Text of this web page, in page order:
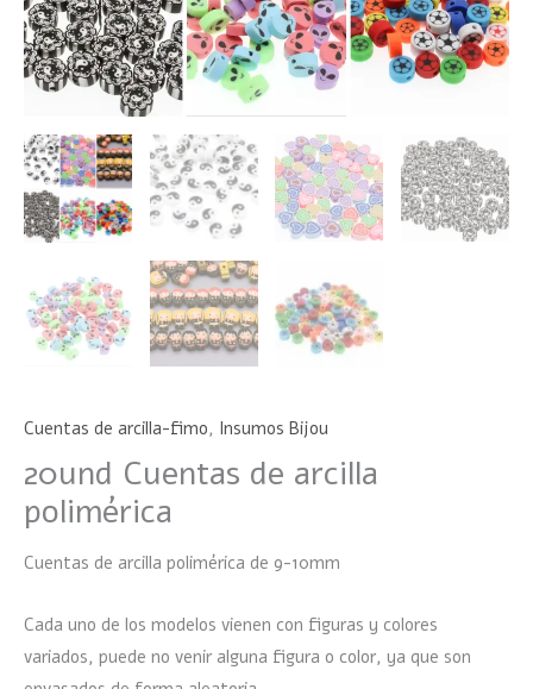
Cuentas de arcilla-fimo, Insumos Bijou
20und Cuentas de arcilla
polimérica
Cuentas de arcilla polimérica de 9-10mm
Cada uno de los modelos vienen con figuras y colores
variados, puede no venir alguna figura o color, ya que son